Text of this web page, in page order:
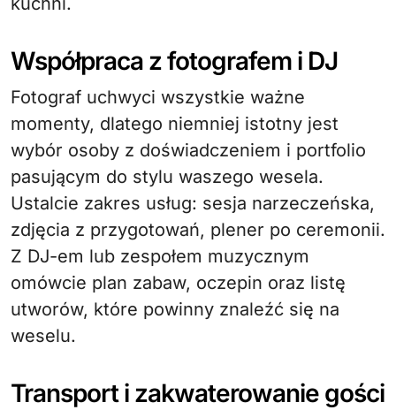
Współpraca z fotografem i DJ
Fotograf uchwyci wszystkie ważne
momenty, dlatego niemniej istotny jest
wybór osoby z doświadczeniem i portfolio
pasującym do stylu waszego wesela.
Ustalcie zakres usług: sesja narzeczeńska,
zdjęcia z przygotowań, plener po ceremonii.
Z DJ-em lub zespołem muzycznym
omówcie plan zabaw, oczepin oraz listę
utworów, które powinny znaleźć się na
weselu.
Transport i zakwaterowanie gości